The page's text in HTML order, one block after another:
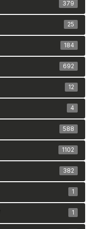
379
25
184
692
12
4
588
1102
382
1
1